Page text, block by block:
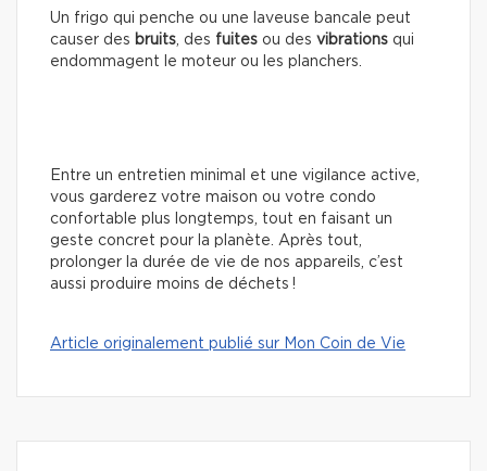
Un frigo qui penche ou une laveuse bancale peut
causer des bruits , des fuites ou des vibrations qui
endommagent le moteur ou les planchers.
Entre un entretien minimal et une vigilance active,
vous garderez votre maison ou votre condo
confortable plus longtemps, tout en faisant un
geste concret pour la planète. Après tout,
prolonger la durée de vie de nos appareils, c’est
aussi produire moins de déchets !
Article originalement publié sur Mon Coin de Vie